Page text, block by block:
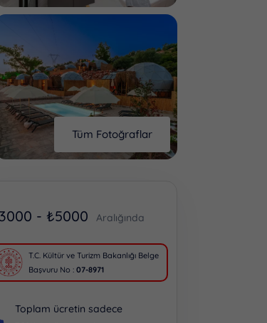
Tüm Fotoğraflar
3000 - ₺5000 Aralığında
T.C. Kültür ve Turizm Bakanlığı Belge
Başvuru No :07-8971
Toplam ücretin sadece